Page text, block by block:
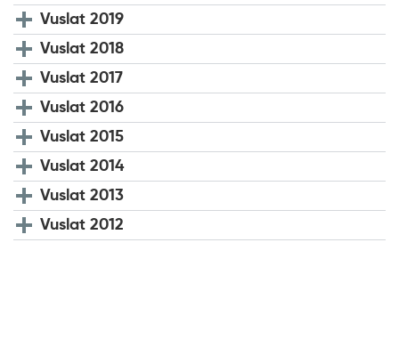
Vuslat 2019
Vuslat 2018
Vuslat 2017
Vuslat 2016
Vuslat 2015
Vuslat 2014
Vuslat 2013
Vuslat 2012